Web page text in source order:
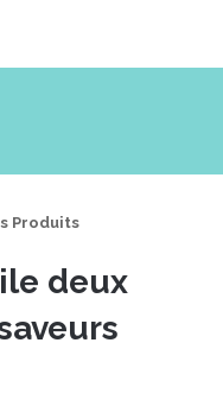
Produits
deux